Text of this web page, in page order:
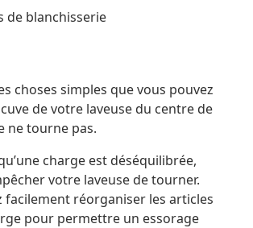
de blanchisserie
choses simples que vous pouvez
de votre laveuse du centre de
ne tourne pas.
charge est déséquilibrée,
votre laveuse de tourner.
facilement réorganiser les articles
pour permettre un essorage